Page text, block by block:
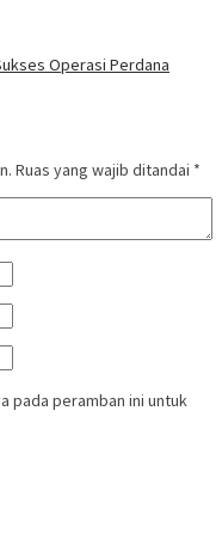
Operasi Perdana
Ruas yang wajib ditandai *
pada peramban ini untuk